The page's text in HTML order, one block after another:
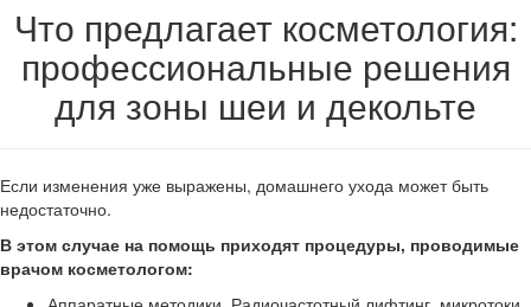
Что предлагает косметология:
профессиональные решения
для зоны шеи и декольте
Если изменения уже выражены, домашнего ухода может быть
недостаточно.
В этом случае на помощь приходят процедуры, проводимые
врачом косметологом: